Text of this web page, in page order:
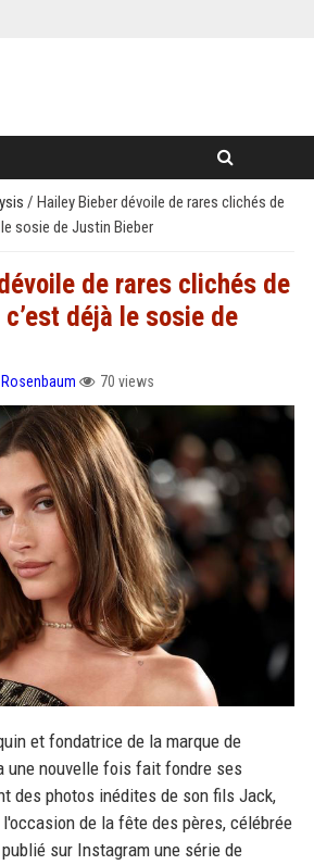
/ Hailey Bieber dévoile de rares clichés de
sosie de Justin Bieber
de rares clichés de
déjà le sosie de
70 views
et fondatrice de la marque de
une nouvelle fois fait fondre ses
des photos inédites de son fils Jack,
de la fête des pères, célébrée
sur Instagram une série de